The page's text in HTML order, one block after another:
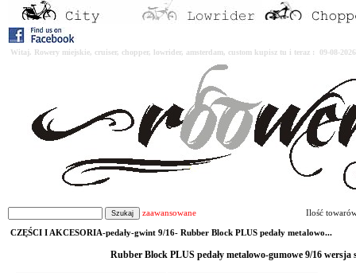
Witaj. Rowery miejskie, cruiser, chopper, lowrider, amsterdam, custom kupisz tu i teraz : 09-08-
zaawansowane Ilość
CZĘŚCI I AKCESORIA-pedały-gwint 9/16- Rubber Block PLUS pedały metalowo...
Rubber Block PLUS pedały metalowo-gumowe 9/16